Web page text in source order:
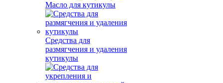
Масло для кутикулы
Средства для
размягчения и удаления
кутикулы